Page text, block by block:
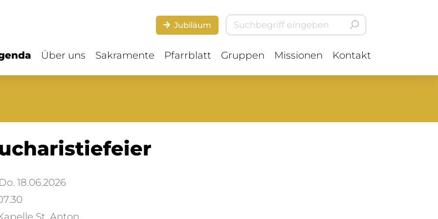
Jubiläum
Über uns Sakramente Pfarrblatt Gruppen Missionen Kontakt
18.06.2026
St. Anton